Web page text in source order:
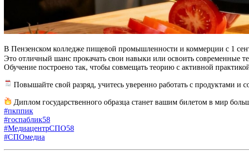
В Пензенском колледже пищевой промышленности и коммерции с 1
Это отличный шанс прокачать свои навыки или освоить современные
Обучение построено так, чтобы совмещать теорию с активной
Повышайте свой разряд, учитесь уверенно работать с продуктами и
Диплом государственного образца станет вашим билетом в мир
#пкппик
#госпаблик58
#МедиацентрСПО58
#СПОмедиа